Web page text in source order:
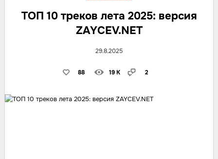
ТОП 10 треков лета 2025: версия
ZAYCEV.NET
29.8.2025
88 19 K 2